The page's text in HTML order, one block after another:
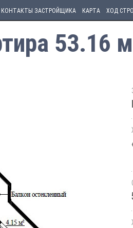
КОНТАКТЫ ЗАСТРОЙЩИКА КАРТА ХОД
53.16